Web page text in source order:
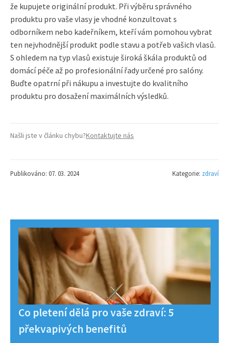
že kupujete originální produkt. Při výběru správného
produktu pro vaše vlasy je vhodné konzultovat s
odborníkem nebo kadeřníkem, kteří vám pomohou vybrat
ten nejvhodnější produkt podle stavu a potřeb vašich vlasů.
S ohledem na typ vlasů existuje široká škála produktů od
domácí péče až po profesionální řady určené pro salóny.
Buďte opatrní při nákupu a investujte do kvalitního
produktu pro dosažení maximálních výsledků.
Našli jste v článku chybu?Kontaktujte nás
Publikováno: 07. 03. 2024 Kategorie: zdraví
Co pletení dělá pro vaše zdraví: 5
překvapivých benefitů